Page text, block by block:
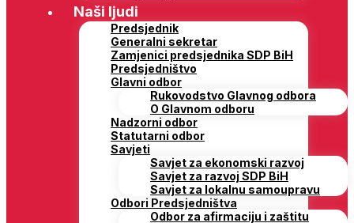
Naši ljudi
Predsjednik
Generalni sekretar
Zamjenici predsjednika SDP BiH
Predsjedništvo
Glavni odbor
Rukovodstvo Glavnog odbora
O Glavnom odboru
Nadzorni odbor
Statutarni odbor
Savjeti
Savjet za ekonomski razvoj
Savjet za razvoj SDP BiH
Savjet za lokalnu samoupravu
Odbori Predsjedništva
Odbor za afirmaciju i zaštitu